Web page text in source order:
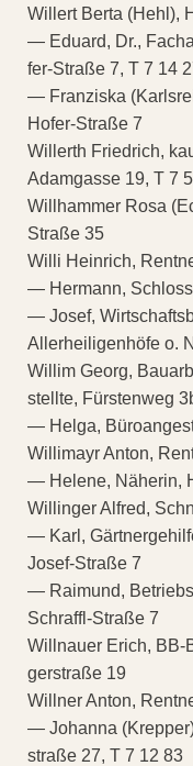
Willert Berta (Hehl),
— Eduard, Dr.,
fer-Straße 7, T 7 14
— Franziska
Hofer-Straße 7
Willerth Friedrich,
Adamgasse 19, T 7
Willhammer Rosa
Straße 35
Willi Heinrich,
— Hermann,
— Josef,
Allerheiligenhöfe o.
Willim Georg,
stellte, Fürstenweg
— Helga,
Willimayr Anton,
— Helene, Näherin,
Willinger Alfred,
— Karl,
Josef-Straße 7
— Raimund,
Schraffl-Straße 7
Willnauer Erich, BB-
gerstraße 19
Willner Anton,
— Johanna
straße 27, T 7 12 83